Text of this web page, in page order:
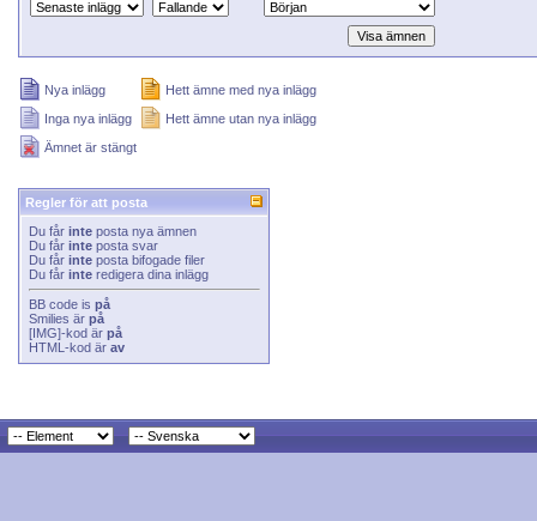
Nya inlägg
Hett ämne med nya inlägg
Inga nya inlägg
Hett ämne utan nya inlägg
Ämnet är stängt
Regler för att posta
Du får inte posta nya ämnen
Du får inte posta svar
Du får inte posta bifogade filer
Du får inte redigera dina inlägg
BB code is på
Smilies är på
[IMG]-kod är på
HTML-kod är av